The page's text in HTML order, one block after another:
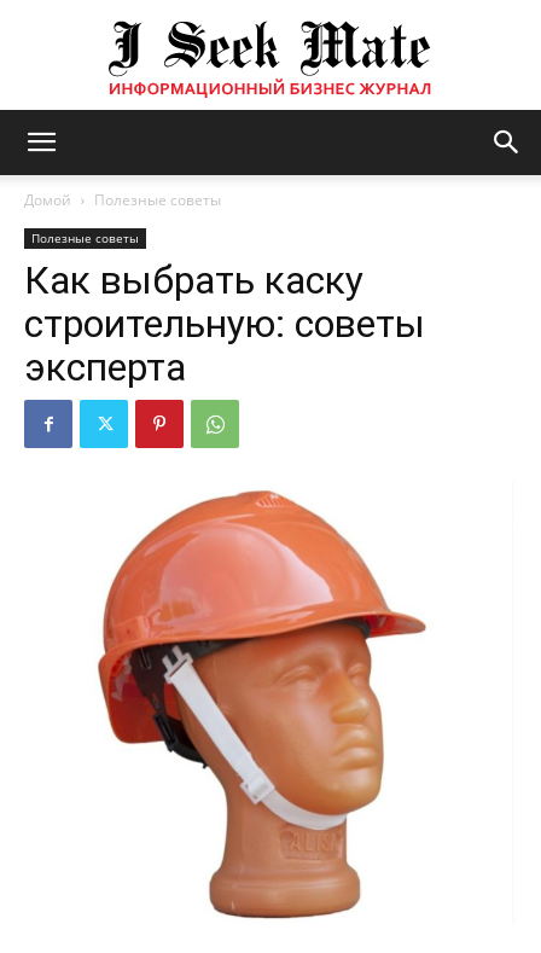
журнал
ISM
Домой Полезные советы
Полезные советы
Как выбрать каску
строительную: советы
эксперта